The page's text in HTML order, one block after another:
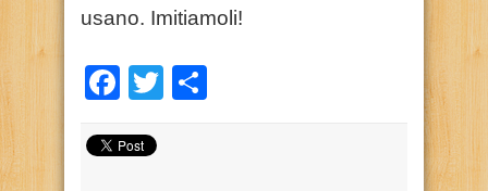
usano. Imitiamoli!
Facebook
Twitter